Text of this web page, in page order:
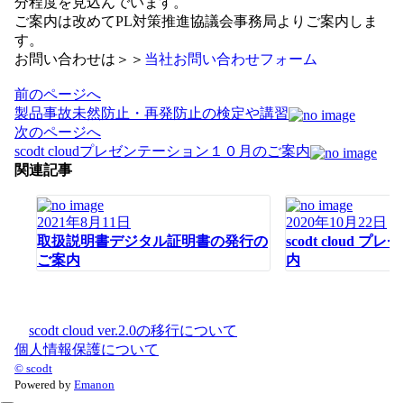
ご案内は改めてPL対策推進協議会事務局よりご案内しま
す。
お問い合わせは＞＞ 当社お問い合わせフォーム
投
稿
ナ
ビ
ゲ
前のページへ
製品事故未然防止・再発防止の検定や講習
次のページへ
scodt cloudプレゼンテーション１０月のご案内
関連記事
2021年8月11日
取扱説明書デジタル証明書の発行の
ご案内
2020年10月22日
scodt cloud プレ
内
scodt cloud ver.2.0の移行について
個人情報保護について
© scodt
Powered by Emanon